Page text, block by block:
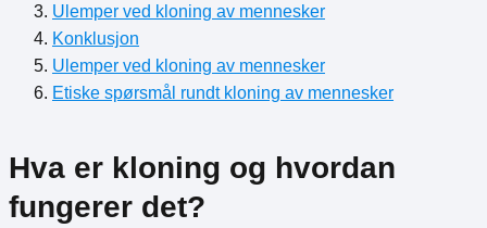
Ulemper ved kloning av mennesker
Konklusjon
Ulemper ved kloning av mennesker
Etiske spørsmål rundt kloning av mennesker
Hva er kloning og hvordan
fungerer det?